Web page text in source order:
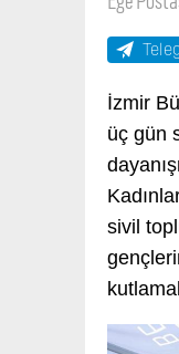
İzmir
üç gün
sivil